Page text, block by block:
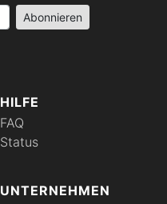
HILFE
FAQ
Status
UNTERNEHMEN
Abonnieren